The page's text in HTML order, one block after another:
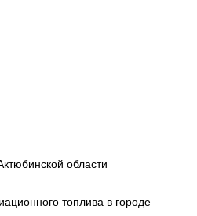
области
топлива в городе